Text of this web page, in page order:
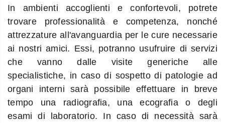
In ambienti accoglienti e confortevoli, potrete
trovare professionalità e competenza, nonché
attrezzature all'avanguardia per le cure necessarie
ai nostri amici. Essi, potranno usufruire di servizi
che vanno dalle visite generiche alle
specialistiche, in caso di sospetto di patologie ad
organi interni sarà possibile effettuare in breve
tempo una radiografia, una ecografia o degli
esami di laboratorio. In caso di necessità sarà